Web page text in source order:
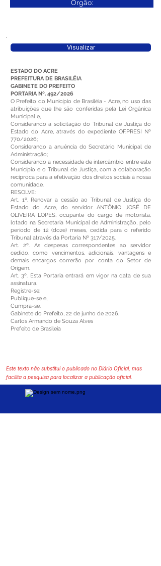
Órgão:
Visualizar
ESTADO DO ACRE
PREFEITURA DE BRASILÉIA
GABINETE DO PREFEITO
PORTARIA Nº. 492/2026
O Prefeito do Município de Brasiléia - Acre, no uso das
atribuições que lhe são conferidas pela Lei Orgânica
Municipal e,
Considerando a solicitação do Tribunal de Justiça do
Estado do Acre, através do expediente OF.PRESI Nº
770/2026;
Considerando a anuência do Secretário Municipal de
Administração;
Considerando a necessidade de intercâmbio entre este
Município e o Tribunal de Justiça, com a colaboração
recíproca para a efetivação dos direitos sociais à nossa
comunidade.
RESOLVE:
Art. 1º. Renovar a cessão ao Tribunal de Justiça do
Estado do Acre, do servidor ANTÔNIO JOSÉ DE
OLIVEIRA LOPES, ocupante do cargo de motorista,
lotado na Secretaria Municipal de Administração, pelo
período de 12 (doze) meses, cedida para o referido
Tribunal através da Portaria Nº 317/2025.
Art. 2º. As despesas correspondentes ao servidor
cedido, como vencimentos, adicionais, vantagens e
demais encargos correrão por conta do Setor de
Origem.
Art. 3º. Esta Portaria entrará em vigor na data de sua
assinatura.
Registre-se;
Publique-se e,
Cumpra-se.
Gabinete do Prefeito, 22 de junho de 2026.
Carlos Armando de Souza Alves
Prefeito de Brasileia
Este texto não substitui o publicado no Diário Oficial, mas
facilita a pesquisa para localizar a publicação oficial.